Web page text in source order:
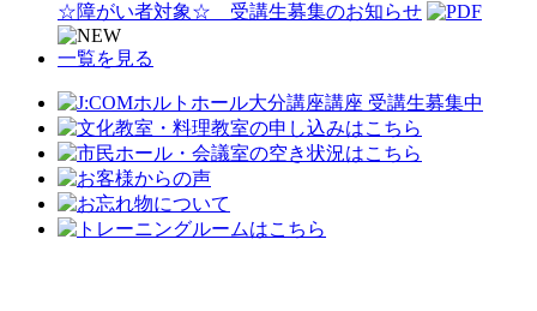
☆障がい者対象☆ 受講生募集のお知らせ
一覧を見る